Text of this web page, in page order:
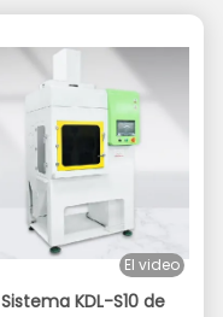
El video
Sistema KDL-S10 de